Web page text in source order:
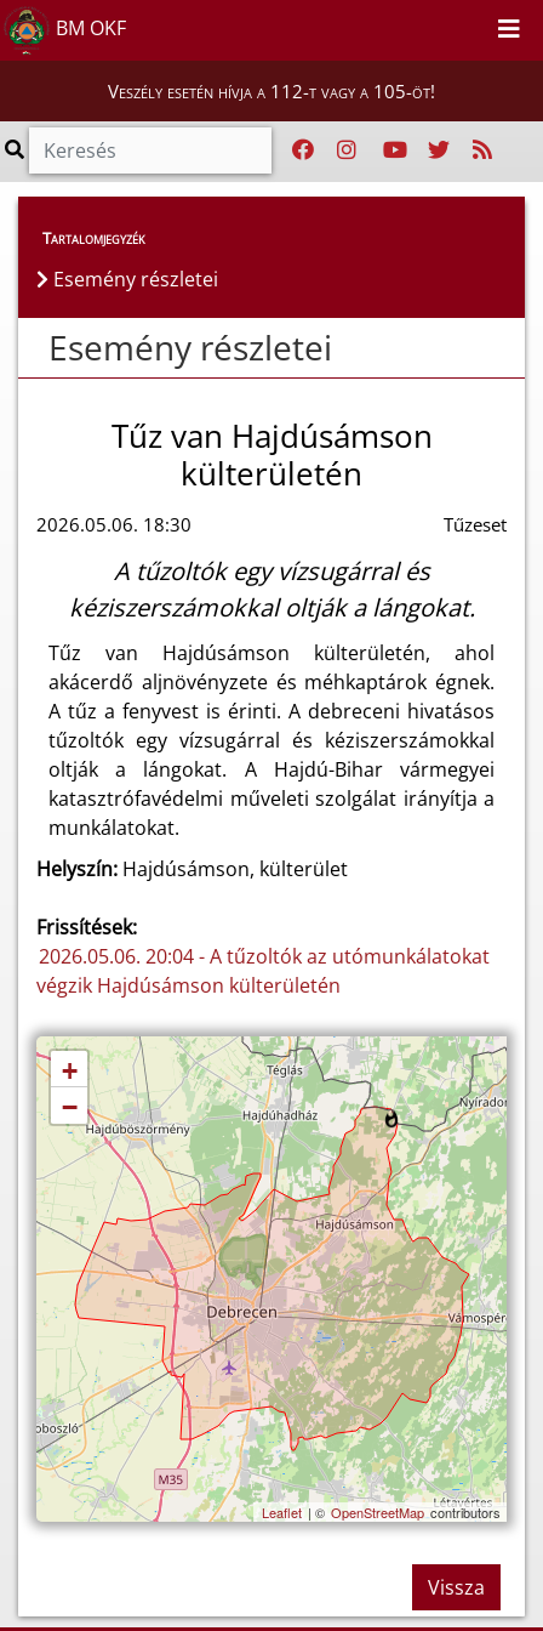
BM OKF
Veszély esetén hívja a 112-t vagy a 105-öt!
Esemény részletei
Tartalomjegyzék
Esemény részletei
Esemény részletei
Tűz van Hajdúsámson
külterületén
2026.05.06. 18:30 Tűzeset
A tűzoltók egy vízsugárral és
kéziszerszámokkal oltják a lángokat.
Tűz van Hajdúsámson külterületén, ahol
akácerdő aljnövényzete és méhkaptárok égnek.
A tűz a fenyvest is érinti. A debreceni hivatásos
tűzoltók egy vízsugárral és kéziszerszámokkal
oltják a lángokat. A Hajdú-Bihar vármegyei
katasztrófavédelmi műveleti szolgálat irányítja a
munkálatokat.
Helyszín: Hajdúsámson, külterület
Frissítések:
2026.05.06. 20:04 - A tűzoltók az utómunkálatokat
végzik Hajdúsámson külterületén
+
−
Leaflet | © OpenStreetMap contributors
Vissza